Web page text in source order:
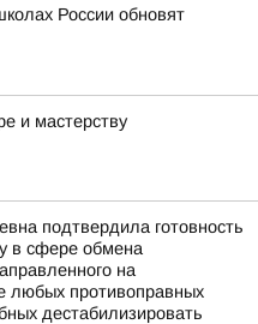
России обновят
и мастерству
подтвердила готовность
в сфере обмена
на
любых противоправных
дестабилизировать